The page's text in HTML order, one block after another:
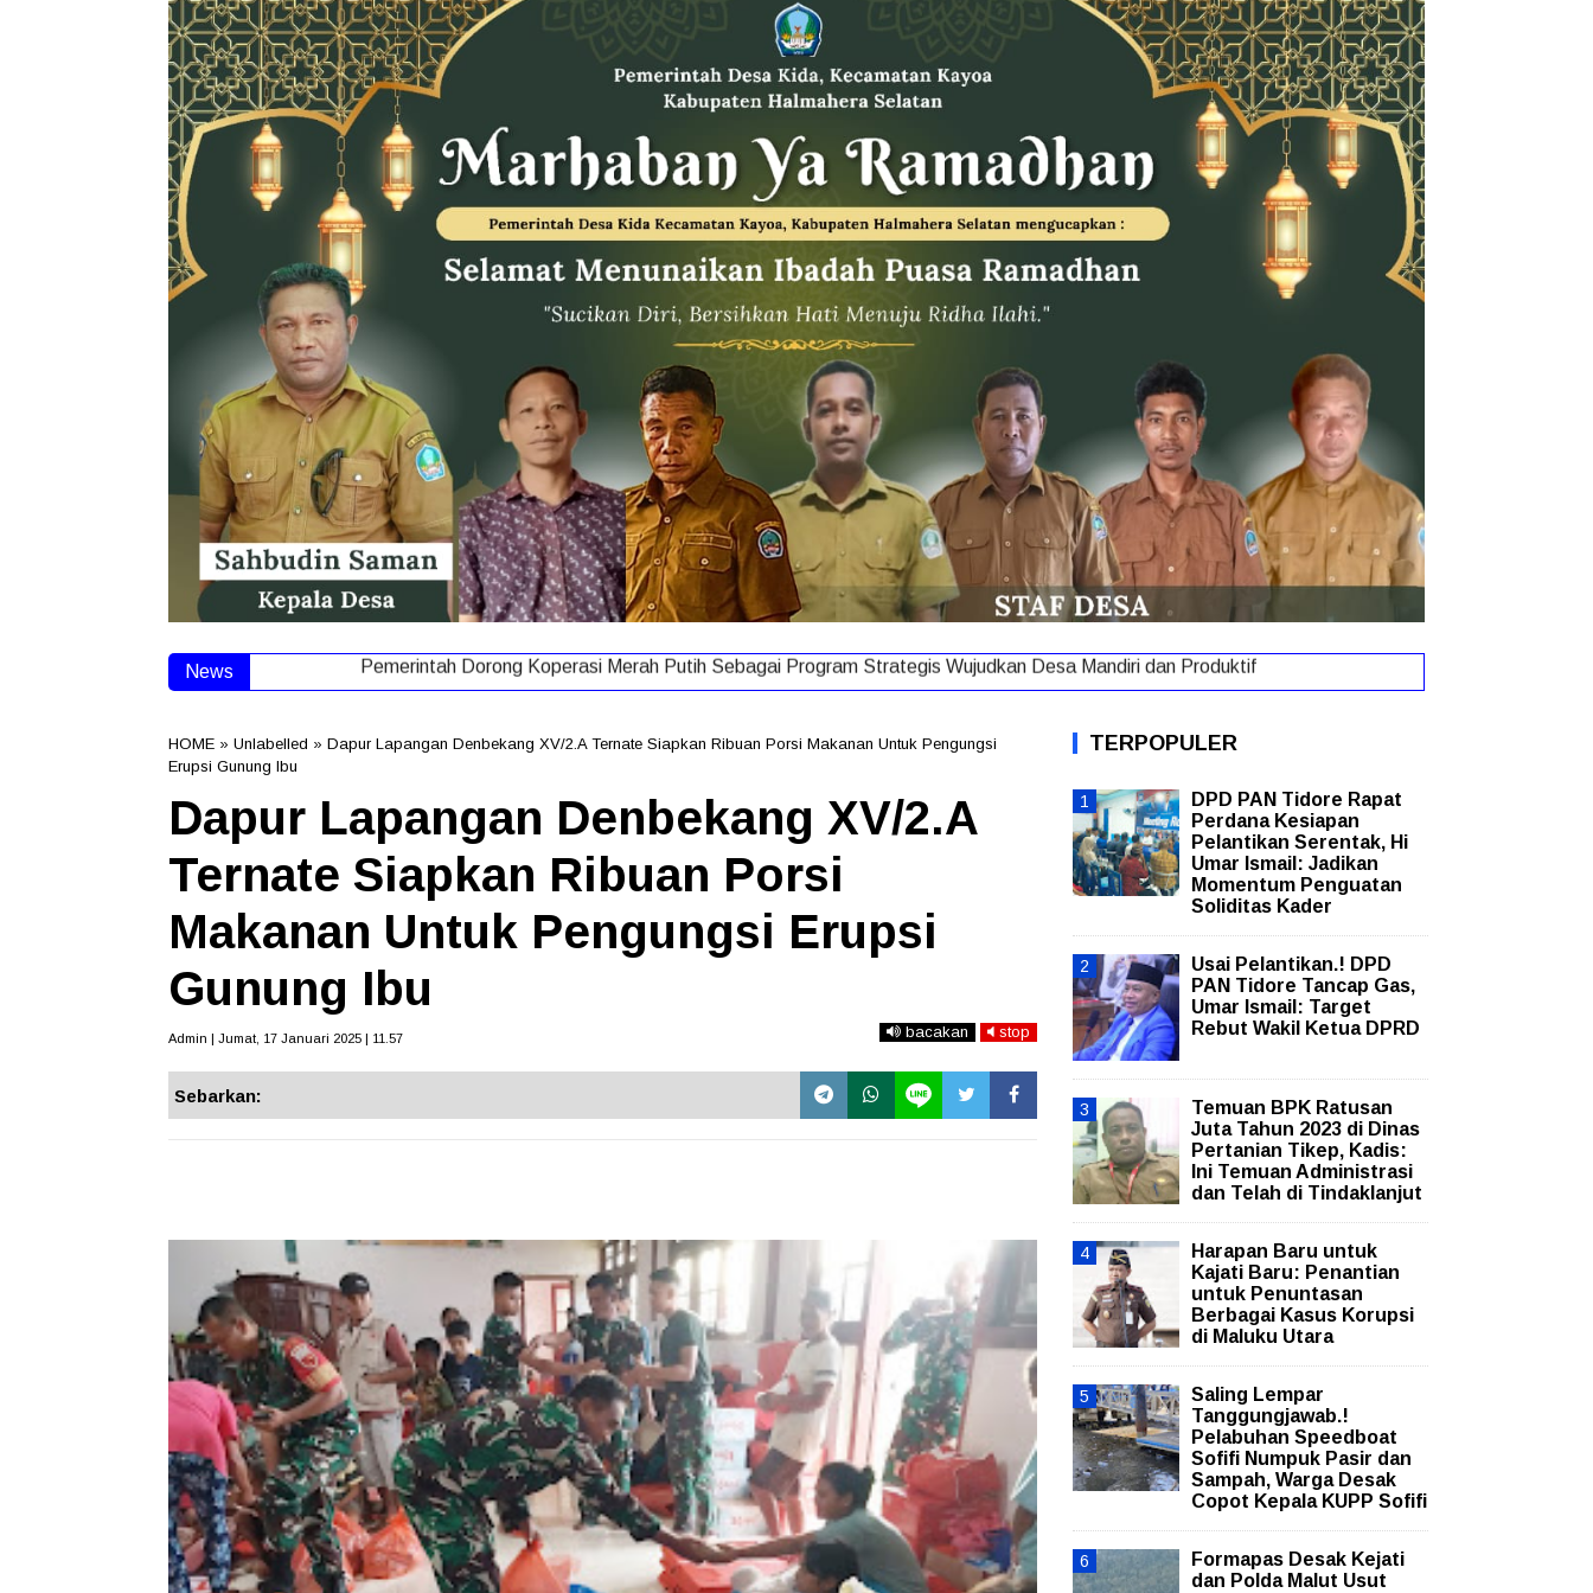
News Pemerintah Dorong Koperasi Merah Putih Sebagai Program Strategis Wujudkan Desa Mandiri dan Produktif
HOME » Unlabelled » Dapur Lapangan Denbekang XV/2.A Ternate Siapkan Ribuan Porsi Makanan Untuk Pengungsi
Erupsi Gunung Ibu
Dapur Lapangan Denbekang XV/2.A
Ternate Siapkan Ribuan Porsi
Makanan Untuk Pengungsi Erupsi
Gunung Ibu
Admin | Jumat, 17 Januari 2025 | 11.57 bacakan stop
Sebarkan:
TERPOPULER
DPD PAN Tidore Rapat
Perdana Kesiapan
Pelantikan Serentak, Hi
Umar Ismail: Jadikan
Momentum Penguatan
Soliditas Kader
Usai Pelantikan.! DPD
PAN Tidore Tancap Gas,
Umar Ismail: Target
Rebut Wakil Ketua DPRD
Temuan BPK Ratusan
Juta Tahun 2023 di Dinas
Pertanian Tikep, Kadis:
Ini Temuan Administrasi
dan Telah di Tindaklanjut
Harapan Baru untuk
Kajati Baru: Penantian
untuk Penuntasan
Berbagai Kasus Korupsi
di Maluku Utara
Saling Lempar
Tanggungjawab.!
Pelabuhan Speedboat
Sofifi Numpuk Pasir dan
Sampah, Warga Desak
Copot Kepala KUPP Sofifi
Formapas Desak Kejati
dan Polda Malut Usut